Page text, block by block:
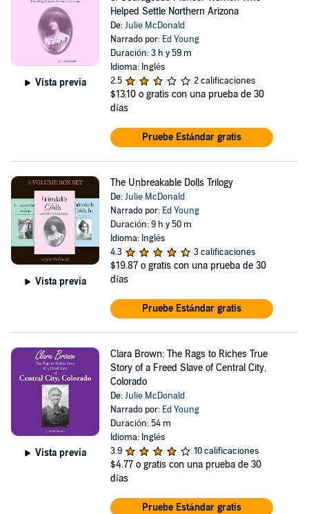
Vista previa
Helped Settle Northern Arizona
De:Julie McDonald
Narrado por: Ed Young
Duración: 3 h y 59 m
Idioma: Inglés
2.5
2 calificaciones
$13.10 o gratis con una prueba de 30
días
Pruebe Estándar gratis
Vista previa
The Unbreakable Dolls Trilogy
De:Julie McDonald
Narrado por: Ed Young
Duración: 9 h y 50 m
Idioma: Inglés
4.3
3 calificaciones
$19.87 o gratis con una prueba de 30
días
Pruebe Estándar gratis
Vista previa
Clara Brown: The Rags to Riches True
Story of a Freed Slave of Central City,
Colorado
De:Julie McDonald
Narrado por: Ed Young
Duración: 54 m
Idioma: Inglés
3.9
10 calificaciones
$4.77 o gratis con una prueba de 30
días
Pruebe Estándar gratis